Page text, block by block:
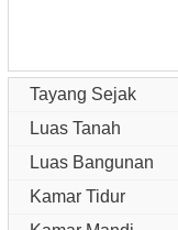
Tayang Sejak
Luas Tanah
Luas Bangunan
Kamar Tidur